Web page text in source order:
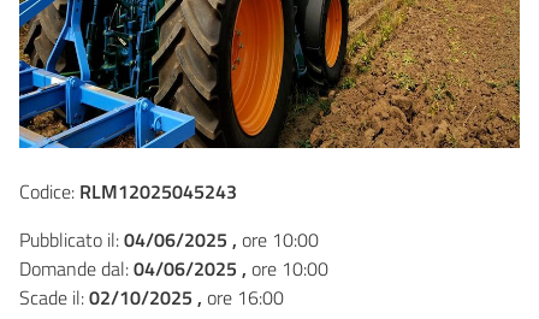
Codice: RLM12025045243
Pubblicato il:04/06/2025 , ore 10:00
Domande dal:04/06/2025 , ore 10:00
Scade il:02/10/2025 , ore 16:00